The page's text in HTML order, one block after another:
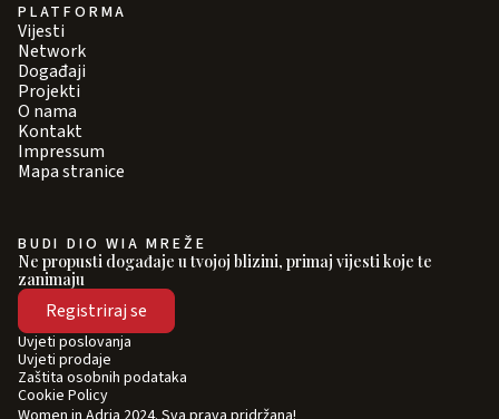
PLATFORMA
Vijesti
Network
Događaji
Projekti
O nama
Kontakt
Impressum
Mapa stranice
BUDI DIO WIA MREŽE
Ne propusti događaje u tvojoj blizini, primaj vijesti koje te
zanimaju
Registriraj se
Uvjeti poslovanja
Uvjeti prodaje
Zaštita osobnih podataka
Cookie Policy